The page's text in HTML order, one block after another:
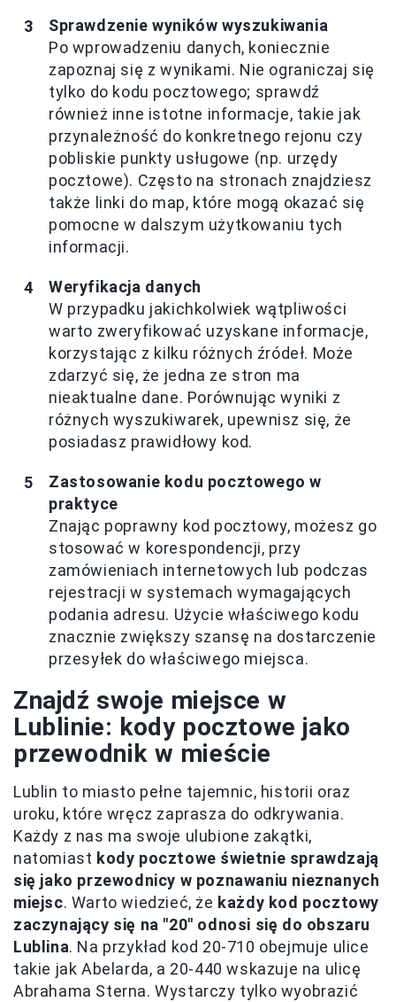
Sprawdzenie wyników wyszukiwania
Po wprowadzeniu danych, koniecznie
zapoznaj się z wynikami. Nie ograniczaj się
tylko do kodu pocztowego; sprawdź
również inne istotne informacje, takie jak
przynależność do konkretnego rejonu czy
pobliskie punkty usługowe (np. urzędy
pocztowe). Często na stronach znajdziesz
także linki do map, które mogą okazać się
pomocne w dalszym użytkowaniu tych
informacji.
Weryfikacja danych
W przypadku jakichkolwiek wątpliwości
warto zweryfikować uzyskane informacje,
korzystając z kilku różnych źródeł. Może
zdarzyć się, że jedna ze stron ma
nieaktualne dane. Porównując wyniki z
różnych wyszukiwarek, upewnisz się, że
posiadasz prawidłowy kod.
Zastosowanie kodu pocztowego w
praktyce
Znając poprawny kod pocztowy, możesz go
stosować w korespondencji, przy
zamówieniach internetowych lub podczas
rejestracji w systemach wymagających
podania adresu. Użycie właściwego kodu
znacznie zwiększy szansę na dostarczenie
przesyłek do właściwego miejsca.
Znajdź swoje miejsce w
Lublinie: kody pocztowe jako
przewodnik w mieście
Lublin to miasto pełne tajemnic, historii oraz
uroku, które wręcz zaprasza do odkrywania.
Każdy z nas ma swoje ulubione zakątki,
natomiast kody pocztowe świetnie sprawdzają
się jako przewodnicy w poznawaniu nieznanych
miejsc. Warto wiedzieć, że każdy kod pocztowy
zaczynający się na "20" odnosi się do obszaru
Lublina. Na przykład kod 20-710 obejmuje ulice
takie jak Abelarda, a 20-440 wskazuje na ulicę
Abrahama Sterna. Wystarczy tylko wyobrazić